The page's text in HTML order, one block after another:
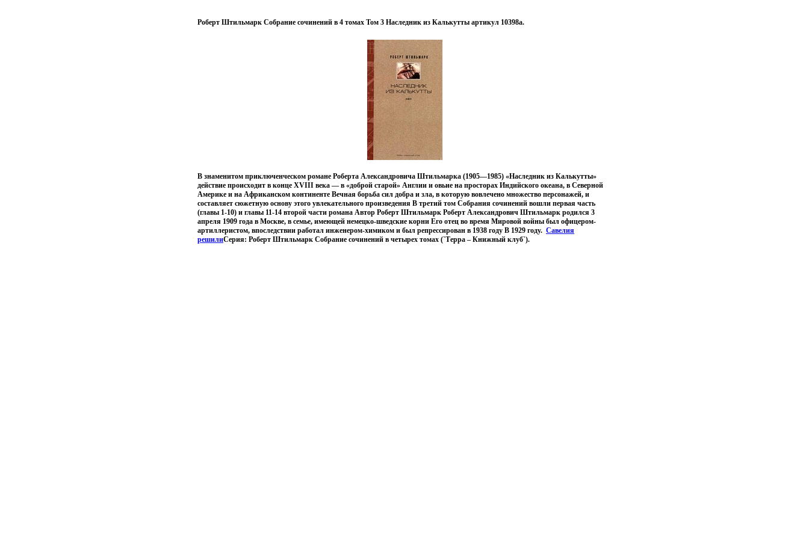
Роберт Штильмарк Собрание сочинений в 4 томах Том 3 Наследник из Калькутты артикул 10398a.
В знаменитом приключенческом романе Роберта Александровича Штильмарка (1905—1985) «Наследник из Калькутты»
действие происходит в конце XVIII века — в «доброй старой» Англии и овьие на просторах Индийского океана, в Северной
Америке и на Африканском континенте Вечная борьба сил добра и зла, в которую вовлечено множество персонажей, и
составляет сюжетную основу этого увлекательного произведения В третий том Собрания сочинений вошли первая часть
(главы 1-10) и главы 11-14 второй части романа Автор Роберт Штильмарк Роберт Александрович Штильмарк родился 3
апреля 1909 года в Москве, в семье, имеющей немецко-шведские корни Его отец во время Мировой войны был офицером-
артиллеристом, впоследствии работал инженером-химиком и был репрессирован в 1938 году В 1929 году. Савелия
решилиСерия: Роберт Штильмарк Собрание сочинений в четырех томах (`Терра – Книжный клуб`).